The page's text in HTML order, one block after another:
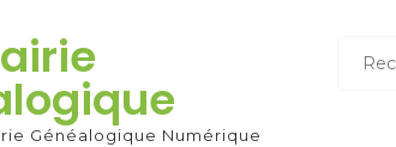
Généalogique Numérique
pour :